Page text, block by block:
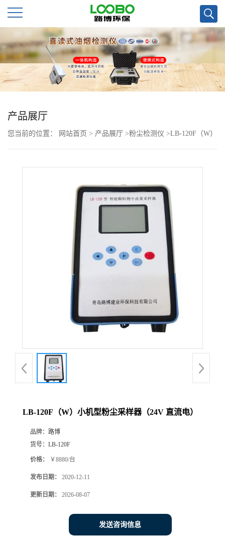
公
司
首
页
公
品
厅
产品展厅
您当前的位置： 网站首页 > 产品展厅 >粉尘检测仪 >LB-120F（W）
LB-120F（W）小机型粉尘采样器（24V 直流电）
品牌： 路博
货号： LB-120F
价格： ￥8880/台
发布日期： 2020-12-11
更新日期： 2026-08-07
发送咨询信息